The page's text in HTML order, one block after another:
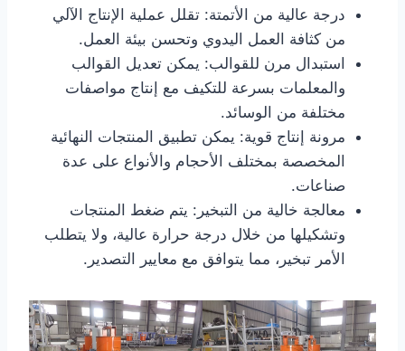
درجة عالية من الأتمتة: تقلل عملية الإنتاج الآلي
من كثافة العمل اليدوي وتحسن بيئة العمل.
استبدال مرن للقوالب: يمكن تعديل القوالب
والمعلمات بسرعة للتكيف مع إنتاج مواصفات
مختلفة من الوسائد.
مرونة إنتاج قوية: يمكن تطبيق المنتجات النهائية
المخصصة بمختلف الأحجام والأنواع على عدة
صناعات.
معالجة خالية من التبخير: يتم ضغط المنتجات
وتشكيلها من خلال درجة حرارة عالية، ولا يتطلب
الأمر تبخير، مما يتوافق مع معايير التصدير.